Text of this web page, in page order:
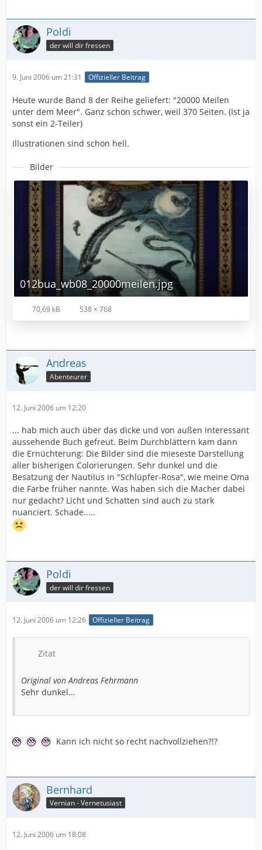
lieferung sobald als möglich in Ihre Hände kommt.
Falls Sie noch weitere Anregungen und Wünsche haben,
uns wissen! Wir stehen Ihnen jederzeit unter
zur Verfügung. Denn erst wenn Sie zufrieden sind, sind
wir es auch.
Mit freundlichen Grüßen
Verlagsgruppe Weltbild GmbH
Ihr Kundenservice
Sammler-Editionen
http://www.weltbild.de
Poldi
der will dir fressen
9. Juni 2006 um 21:31 Offizieller Beitrag
Heute wurde Band 8 der Reihe geliefert: "20000 Meilen
unter dem Meer". Ganz schön schwer, weil 370 Seiten. (Ist ja
sonst ein 2-Teiler)
Illustrationen sind schön hell.
Bilder
012bua_wb08_20000meilen.jpg
70,69 kB 538 × 768
Andreas
Abenteurer
12. Juni 2006 um 12:20
... hab mich auch über das dicke und von außen interessant
aussehende Buch gefreut. Beim Durchblättern kam dann
die Ernüchterung: Die Bilder sind die mieseste Darstellung
aller bisherigen Colorierungen. Sehr dunkel und die
Besatzung der Nautilus in "Schlüpfer-Rosa", wie meine Oma
die Farbe früher nannte. Was haben sich die Macher dabei
nur gedacht? Licht und Schatten sind auch zu stark
nuanciert. Schade.....
Poldi
der will dir fressen
12. Juni 2006 um 12:26 Offizieller Beitrag
Zitat
Original von Andreas Fehrmann
Sehr dunkel...
Kann ich nicht so recht nachvollziehen?!?
Bernhard
Vernian - Vernetusiast
12. Juni 2006 um 18:08